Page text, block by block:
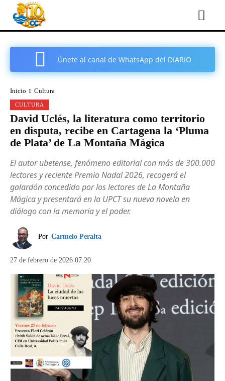
Únete al canal de WhatsApp del DIARIO
Inicio Cultura
CULTURA
David Uclés, la literatura como territorio
en disputa, recibe en Cartagena la ‘Pluma
de Plata’ de La Montaña Mágica
El autor ubetense, fenómeno editorial con más de 300.000
lectores y reciente Premio Nadal 2026, recogerá el
galardón concedido por los lectores de La Montaña
Mágica y presentará en la UPCT su nueva novela en
diálogo con la memoria y el poder.
Por Carmelo Peralta
27 de febrero de 2026 07:20